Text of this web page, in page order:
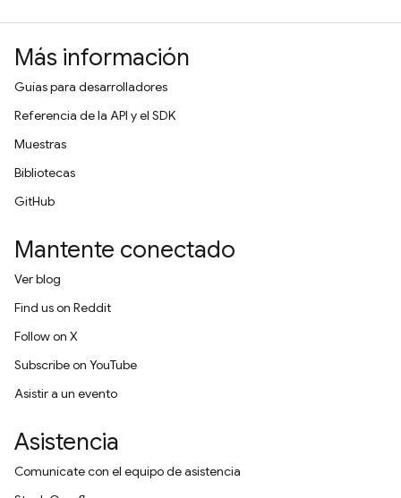
Más información
Guías para desarrolladores
Referencia de la API y el SDK
Muestras
Bibliotecas
GitHub
Mantente conectado
Ver blog
Find us on Reddit
Follow on X
Subscribe on YouTube
Asistir a un evento
Asistencia
Comunícate con el equipo de asistencia